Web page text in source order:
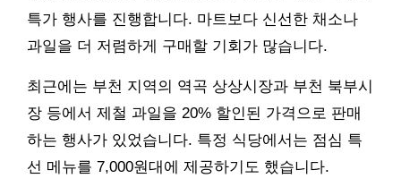
특가 행사를 진행합니다. 마트보다 신선한 채소나
과일을 더 저렴하게 구매할 기회가 많습니다.
최근에는 부천 지역의 역곡 상상시장과 부천 북부시
장 등에서 제철 과일을 20% 할인된 가격으로 판매
하는 행사가 있었습니다. 특정 식당에서는 점심 특
선 메뉴를 7,000원대에 제공하기도 했습니다.